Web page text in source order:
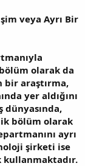
veya Ayrı Bir
olarak da
bir araştırma,
yer aldığını
bölüm olarak
ayrı
şirketi ise